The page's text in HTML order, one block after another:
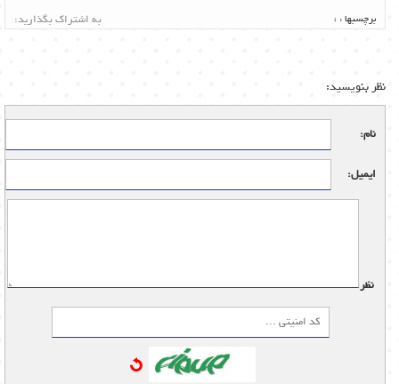
برچسبها : ، به اشتراک بگذارید:
نظر بنویسید:
نام:
ایمیل:
نظر: